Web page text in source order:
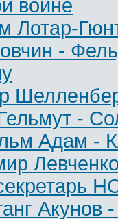
войне
Лотар-
-
-
Адам
Акунов